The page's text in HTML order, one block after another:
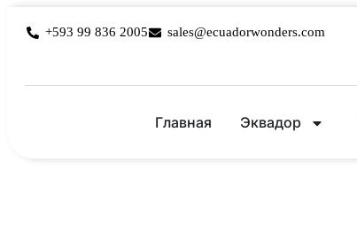
+593 99 836 2005 sales@ecuadorwonders.com
Главная Эквадор